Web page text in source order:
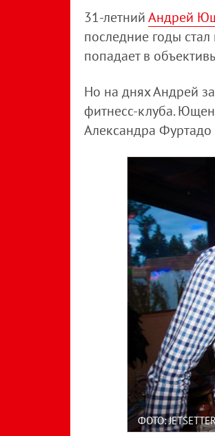
31-летнийАндрей
последние годы
попадает в
Но на днях Андрей
фитнесс-клуба.
Александра Фуртадо
ФОТО: